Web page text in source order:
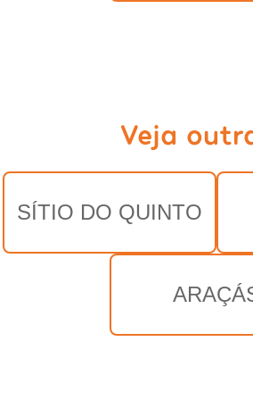
Veja
SÍTIO DO QUINTO